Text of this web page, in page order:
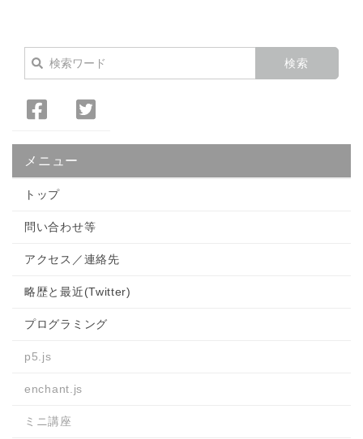
Facebook
シ
ェ
ア
シ
メニュー
トップ
問い合わせ等
アクセス／連絡先
略歴と最近(Twitter)
プログラミング
p5.js
enchant.js
ミニ講座